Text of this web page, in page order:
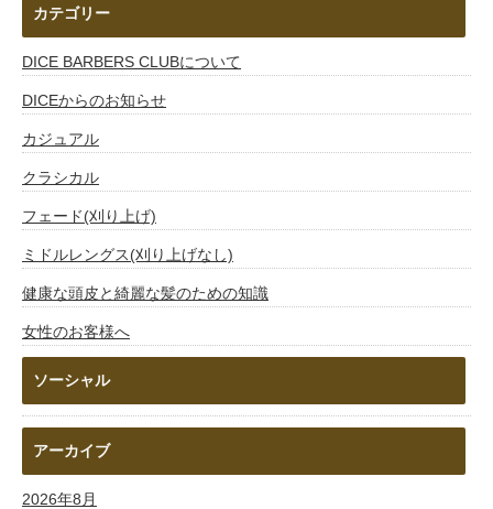
カテゴリー
DICE BARBERS CLUBについて
DICEからのお知らせ
カジュアル
クラシカル
フェード(刈り上げ)
ミドルレングス(刈り上げなし)
健康な頭皮と綺麗な髪のための知識
女性のお客様へ
ソーシャル
アーカイブ
2026年8月